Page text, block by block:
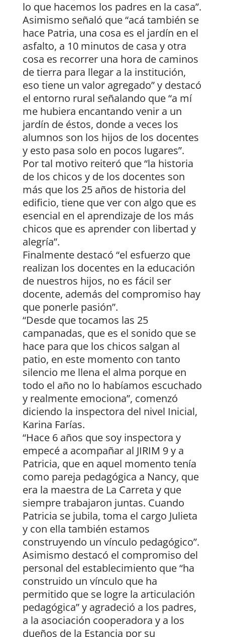
lo que hacemos los padres en la casa”.
Asimismo señaló que “acá también se
hace Patria, una cosa es el jardín en el
asfalto, a 10 minutos de casa y otra
cosa es recorrer una hora de caminos
de tierra para llegar a la institución,
eso tiene un valor agregado” y destacó
el entorno rural señalando que “a mí
me hubiera encantando venir a un
jardín de éstos, donde a veces los
alumnos son los hijos de los docentes
y esto pasa solo en pocos lugares”.
Por tal motivo reiteró que “la historia
de los chicos y de los docentes son
más que los 25 años de historia del
edificio, tiene que ver con algo que es
esencial en el aprendizaje de los más
chicos que es aprender con libertad y
alegría”.
Finalmente destacó “el esfuerzo que
realizan los docentes en la educación
de nuestros hijos, no es fácil ser
docente, además del compromiso hay
que ponerle pasión”.
“Desde que tocamos las 25
campanadas, que es el sonido que se
hace para que los chicos salgan al
patio, en este momento con tanto
silencio me llena el alma porque en
todo el año no lo habíamos escuchado
y realmente emociona”, comenzó
diciendo la inspectora del nivel Inicial,
Karina Farías.
“Hace 6 años que soy inspectora y
empecé a acompañar al JIRIM 9 y a
Patricia, que en aquel momento tenía
como pareja pedagógica a Nancy, que
era la maestra de La Carreta y que
siempre trabajaron juntas. Cuando
Patricia se jubila, toma el cargo Julieta
y con ella también estamos
construyendo un vínculo pedagógico”.
Asimismo destacó el compromiso del
personal del establecimiento que “ha
construido un vínculo que ha
permitido que se logre la articulación
pedagógica” y agradeció a los padres,
a la asociación cooperadora y a los
dueños de la Estancia por su